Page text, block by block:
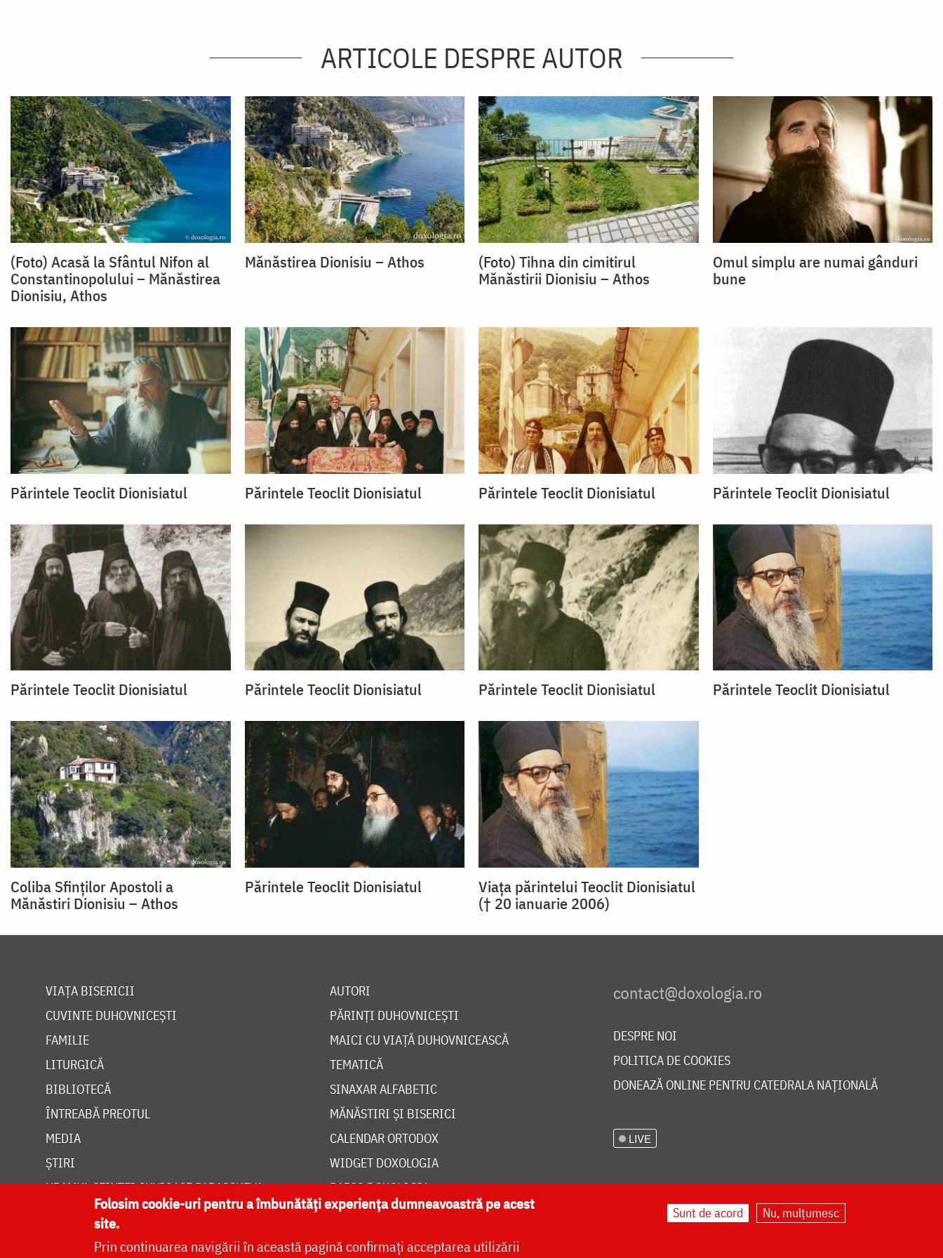
ARTICOLE DESPRE AUTOR
(Foto) Acasă la Sfântul Nifon al
Constantinopolului – Mănăstirea
Dionisiu, Athos
Mănăstirea Dionisiu – Athos
(Foto) Tihna din cimitirul
Mănăstirii Dionisiu – Athos
Omul simplu are numai gânduri
bune
Părintele Teoclit Dionisiatul Părintele Teoclit Dionisiatul Părintele Teoclit Dionisiatul Părintele Teoclit Dionisiatul
Părintele Teoclit Dionisiatul Părintele Teoclit Dionisiatul Părintele Teoclit Dionisiatul Părintele Teoclit Dionisiatul
Coliba Sfinţilor Apostoli a
Mănăstiri Dionisiu – Athos
Părintele Teoclit Dionisiatul
Viața părintelui Teoclit Dionisiatul
(† 20 ianuarie 2006)
VIAȚA BISERICII
CUVINTE DUHOVNICEȘTI
FAMILIE
LITURGICĂ
BIBLIOTECĂ
ÎNTREABĂ PREOTUL
MEDIA
ȘTIRI
HRAMUL SFINTEI CUVIOASE PARASCHEVA
AUTORI
PĂRINȚI DUHOVNICEȘTI
MAICI CU VIAȚĂ DUHOVNICEASCĂ
TEMATICĂ
SINAXAR ALFABETIC
MĂNĂSTIRI ȘI BISERICI
CALENDAR ORTODOX
WIDGET DOXOLOGIA
RADIO DOXOLOGIA
DESPRE NOI
POLITICA DE COOKIES
DONEAZĂ ONLINE PENTRU CATEDRALA NAȚIONALĂ
LIVE
Folosim cookie-uri pentru a îmbunătăți experiența dumneavoastră pe acest
site.
Prin continuarea navigării în această pagină confirmați acceptarea utilizării
Sunt de acord Nu, mulțumesc